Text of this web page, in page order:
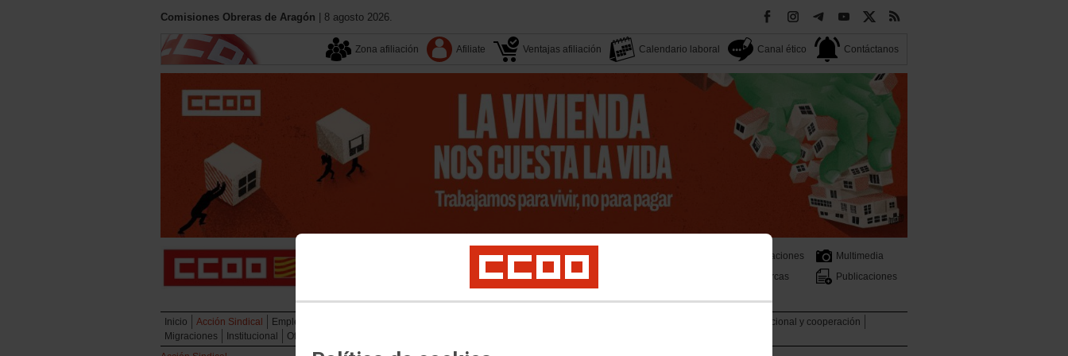
Comisiones Obreras de Aragón | 8 agosto 2026.
Zona afiliación Afiliate Ventajas afiliación Calendario laboral Canal ético Contáctanos
14 Congreso Federaciones
Multimedia
Buscador
Comarcas
Publicaciones
Inicio Acción Sindical Empleo
Internacional y cooperación
Migraciones
Institucional Oficina de atención a las personas afiliadas